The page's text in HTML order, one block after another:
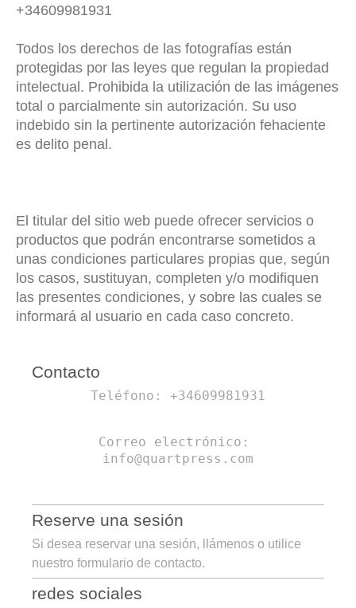
+34609981931
Todos los derechos de las fotografías están
protegidas por las leyes que regulan la propiedad
intelectual. Prohibida la utilización de las imágenes
total o parcialmente sin autorización. Su uso
indebido sin la pertinente autorización fehaciente
es delito penal.
El titular del sitio web puede ofrecer servicios o
productos que podrán encontrarse sometidos a
unas condiciones particulares propias que, según
los casos, sustituyan, completen y/o modifiquen
las presentes condiciones, y sobre las cuales se
informará al usuario en cada caso concreto.
Contacto
Teléfono: +34609981931
Correo electrónico:
Reserve una sesión
Si desea reservar una sesión, llámenos o utilice
nuestro formulario de contacto.
redes sociales